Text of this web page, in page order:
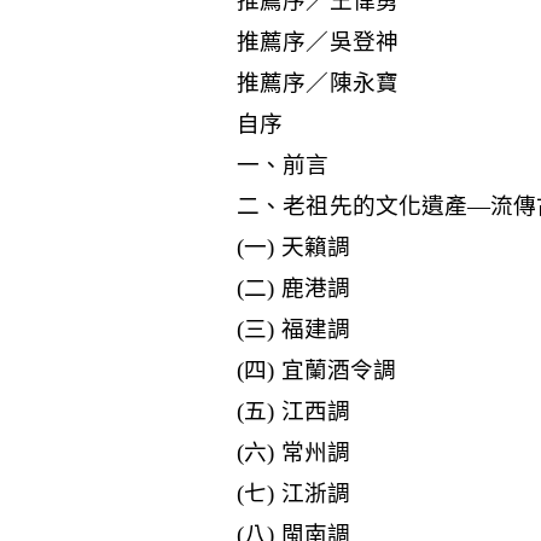
推薦序／吳登神
推薦序／陳永寶
自序
一、前言
二、老祖先的文化遺產—流傳
(一) 天籟調
(二) 鹿港調
(三) 福建調
(四) 宜蘭酒令調
(五) 江西調
(六) 常州調
(七) 江浙調
(八) 閩南調